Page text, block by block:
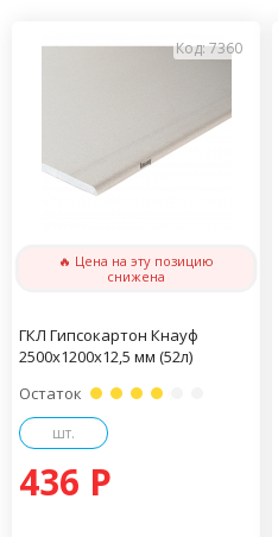
Код: 7360
🔥 Цена на эту позицию
снижена
ГКЛ Гипсокартон Кнауф
2500х1200х12,5 мм (52л)
Остаток
шт.
436 P